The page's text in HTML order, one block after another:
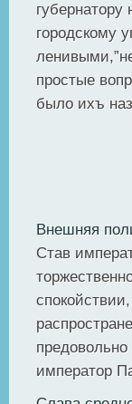
городскому
простые
было ихъ
Внешняя
Став
император